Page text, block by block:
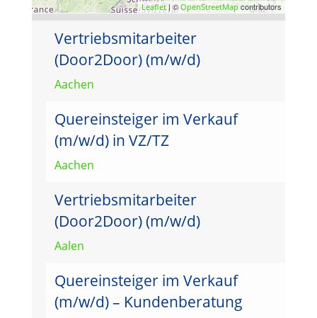
Leaflet| ©OpenStreetMap contributors
Vertriebsmitarbeiter
(Door2Door) (m/w/d)
Aachen
Quereinsteiger im Verkauf
(m/w/d) in VZ/TZ
Aachen
Vertriebsmitarbeiter
(Door2Door) (m/w/d)
Aalen
Quereinsteiger im Verkauf
(m/w/d) – Kundenberatung